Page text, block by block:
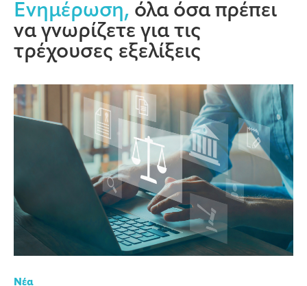
Ενημέρωση, όλα όσα πρέπει
να γνωρίζετε για τις
τρέχουσες εξελίξεις
Νέα